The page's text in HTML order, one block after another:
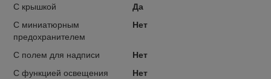
С крышкой
Да
С миниатюрным
предохранителем
Нет
С полем для надписи
Нет
С функцией освещения
Нет